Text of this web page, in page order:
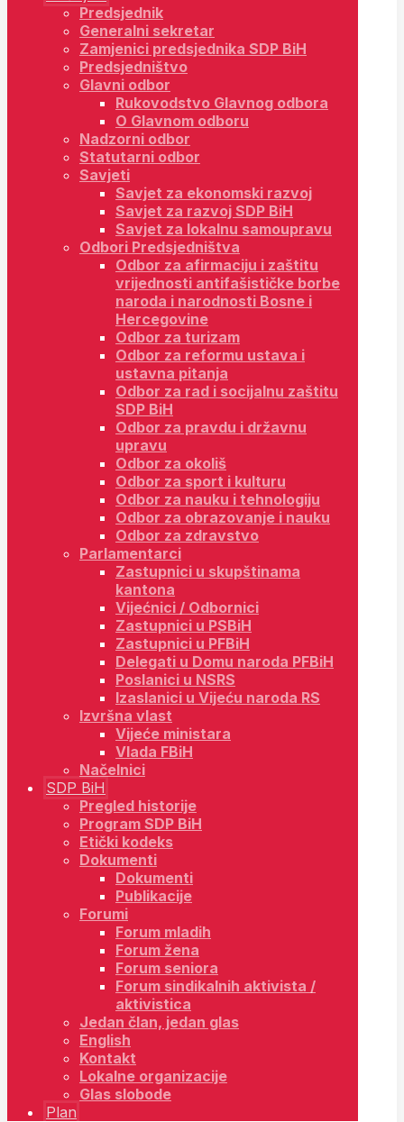
Predsjednik
Generalni sekretar
Zamjenici predsjednika SDP BiH
Predsjedništvo
Glavni odbor
Rukovodstvo Glavnog odbora
O Glavnom odboru
Nadzorni odbor
Statutarni odbor
Savjeti
Savjet za ekonomski razvoj
Savjet za razvoj SDP BiH
Savjet za lokalnu samoupravu
Odbori Predsjedništva
Odbor za afirmaciju i zaštitu
vrijednosti antifašističke borbe
naroda i narodnosti Bosne i
Hercegovine
Odbor za turizam
Odbor za reformu ustava i
ustavna pitanja
Odbor za rad i socijalnu zaštitu
SDP BiH
Odbor za pravdu i državnu
upravu
Odbor za okoliš
Odbor za sport i kulturu
Odbor za nauku i tehnologiju
Odbor za obrazovanje i nauku
Odbor za zdravstvo
Parlamentarci
Zastupnici u skupštinama
kantona
Vijećnici / Odbornici
Zastupnici u PSBiH
Zastupnici u PFBiH
Delegati u Domu naroda PFBiH
Poslanici u NSRS
Izaslanici u Vijeću naroda RS
Izvršna vlast
Vijeće ministara
Vlada FBiH
Načelnici
SDP BiH
Pregled historije
Program SDP BiH
Etički kodeks
Dokumenti
Dokumenti
Publikacije
Forumi
Forum mladih
Forum žena
Forum seniora
Forum sindikalnih aktivista /
aktivistica
Jedan član, jedan glas
English
Kontakt
Lokalne organizacije
Glas slobode
Plan